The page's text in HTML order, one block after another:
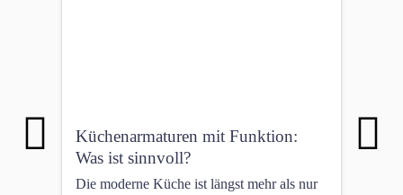
Küchenarmaturen mit Funktion:
Was ist sinnvoll?
Die moderne Küche ist längst mehr als nur